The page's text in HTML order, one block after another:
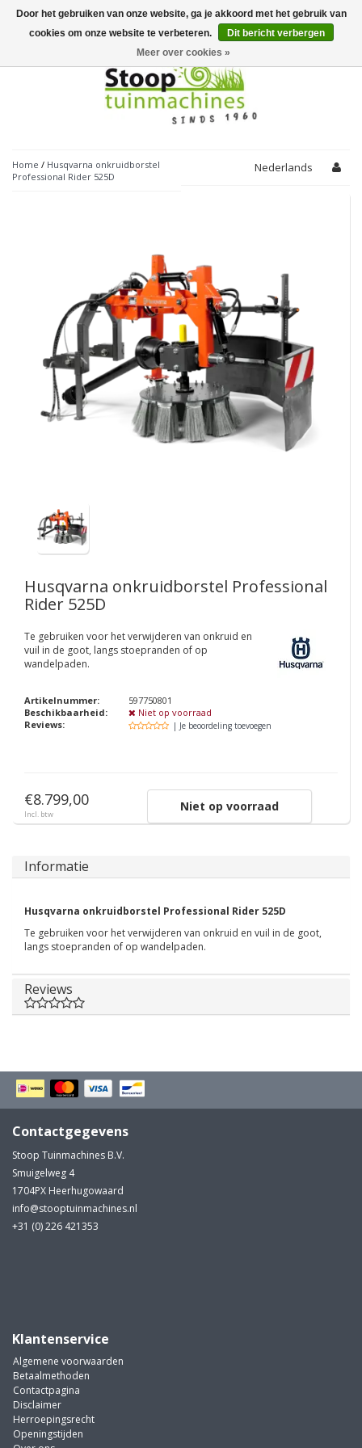
Toggle
navigation
Home / Husqvarna onkruidborstel
Professional Rider 525D
Nederlands
Husqvarna onkruidborstel Professional
Rider 525D
Te gebruiken voor het verwijderen van onkruid en
vuil in de goot, langs stoepranden of op
wandelpaden.
Artikelnummer:
597750801
Beschikbaarheid:
Niet op voorraad
Reviews:
| Je beoordeling toevoegen
€8.799,00
Incl. btw
Niet op voorraad
Informatie
Husqvarna onkruidborstel Professional Rider 525D
Te gebruiken voor het verwijderen van onkruid en vuil in de goot,
langs stoepranden of op wandelpaden.
Reviews
Contactgegevens
Stoop Tuinmachines B.V.
Smuigelweg 4
1704PX Heerhugowaard
info@stooptuinmachines.nl
+31 (0) 226 421353
Klantenservice
Algemene voorwaarden
Betaalmethoden
Contactpagina
Disclaimer
Herroepingsrecht
Openingstijden
Door het gebruiken van onze website, ga je akkoord met het gebruik van
cookies om onze website te verbeteren.
Dit bericht verbergen
Meer over cookies »